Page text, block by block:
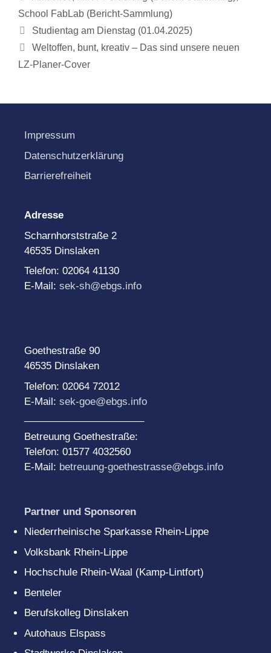
School FabLab (Bericht-Sammlung)
Studientag am Dienstag (01.04.2025)
Weltoffen, bunt, kreativ – Das sind unsere neuen
LZ-Planer-Cover
Impressum
Datenschutzerklärung
Barrierefreiheit
Adresse
Scharnhorststraße 2
46535 Dinslaken
Telefon: 02064 41130
E-Mail: sek-sh@ebgs.info
Goethestraße 90
46535 Dinslaken
Telefon: 02064 72012
E-Mail: sek-goe@ebgs.info
Betreuung Goethestraße:
Telefon: 01577 4032560
E-Mail: betreuung-goethestrasse@ebgs.info
Partner und Sponsoren
Niederrheinische Sparkasse Rhein-Lippe
Volksbank Rhein-Lippe
Hochschule Rhein-Waal (Kamp-Lintfort)
Benteler
Berufskolleg Dinslaken
Autohaus Elspass